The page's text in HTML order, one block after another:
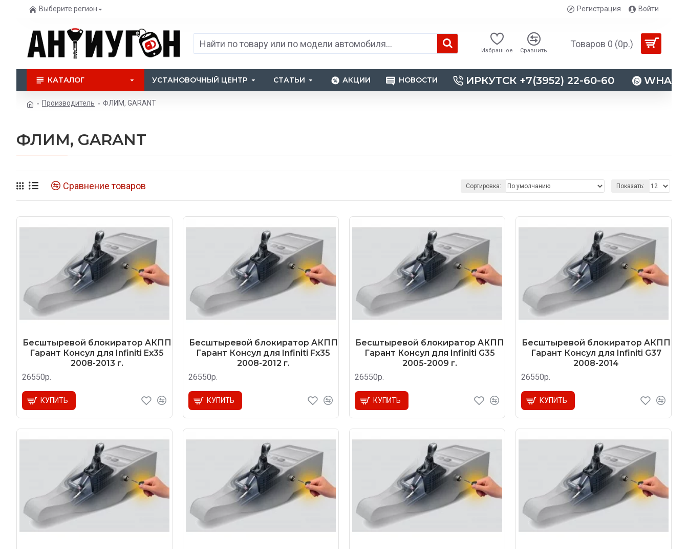
Выберите регион Регистрация Войти
Избранное Сравнить
Товаров 0 (0р.)
КАТАЛОГ УСТАНОВОЧНЫЙ ЦЕНТР СТАТЬИ АКЦИИ НОВОСТИ ИРКУТСК +7(3952) 22-60-60
Производитель ФЛИМ, GARANT
ФЛИМ, GARANT
Сравнение товаров Сортировка: Показать:
Бесштыревой блокиратор AКПП
Гарант Консул для Infiniti Ex35
2008-2013 г.
26550р.
КУПИТЬ
Бесштыревой блокиратор AКПП
Гарант Консул для Infiniti Fx35
2008-2012 г.
26550р.
КУПИТЬ
Бесштыревой блокиратор AКПП
Гарант Консул для Infiniti G35
2005-2009 г.
26550р.
КУПИТЬ
Бесштыревой блокиратор AКПП
Гарант Консул для Infiniti G37
2008-2014
26550р.
КУПИТЬ